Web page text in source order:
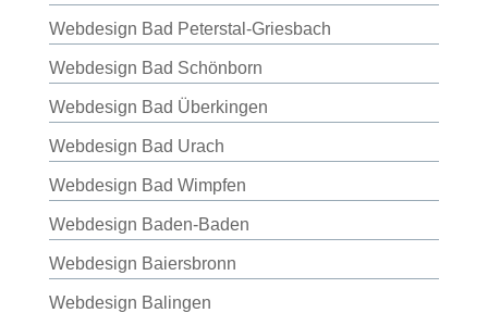
Webdesign Bad Peterstal-Griesbach
Webdesign Bad Schönborn
Webdesign Bad Überkingen
Webdesign Bad Urach
Webdesign Bad Wimpfen
Webdesign Baden-Baden
Webdesign Baiersbronn
Webdesign Balingen